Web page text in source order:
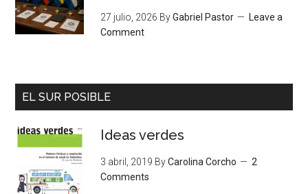
27 julio, 2026 ByGabriel Pastor
Leave a
Comment
EL SUR POSIBLE
Ideas verdes
3 abril, 2019 ByCarolina Corcho
2
Comments